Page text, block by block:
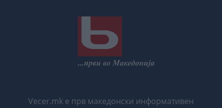
Vecer.mk е прв македонски информативен